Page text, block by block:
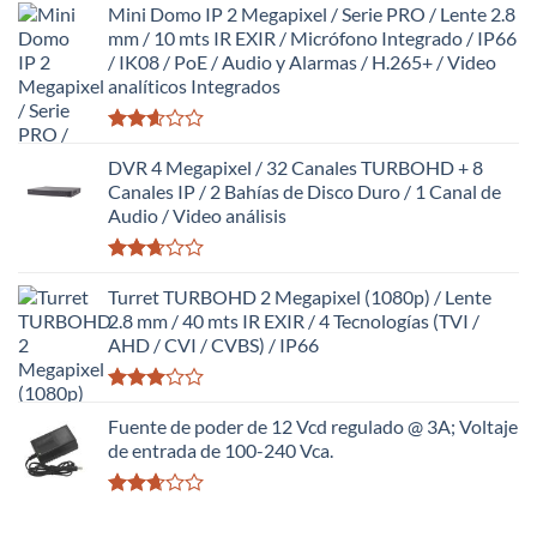
Mini Domo IP 2 Megapixel / Serie PRO / Lente 2.8
mm / 10 mts IR EXIR / Micrófono Integrado / IP66
/ IK08 / PoE / Audio y Alarmas / H.265+ / Video
analíticos Integrados
con
2.58
de 5
DVR 4 Megapixel / 32 Canales TURBOHD + 8
Canales IP / 2 Bahías de Disco Duro / 1 Canal de
Audio / Video análisis
con
2.64
de 5
Turret TURBOHD 2 Megapixel (1080p) / Lente
2.8 mm / 40 mts IR EXIR / 4 Tecnologías (TVI /
AHD / CVI / CVBS) / IP66
con
2.98
de 5
Fuente de poder de 12 Vcd regulado @ 3A; Voltaje
de entrada de 100-240 Vca.